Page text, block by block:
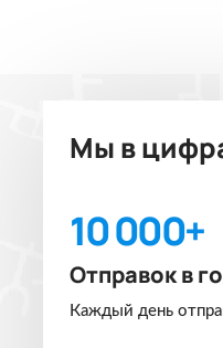
Мы в
10 000+
Отправок в
Каждый день